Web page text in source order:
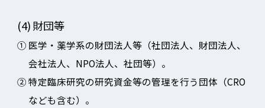
(4)財団等
① 医学・薬学系の財団法人等（社団法人、財団法人、
会社法人、NPO法人、社団等）。
②特定臨床研究の研究資金等の管理を行う団体（CRO
なども含む）。